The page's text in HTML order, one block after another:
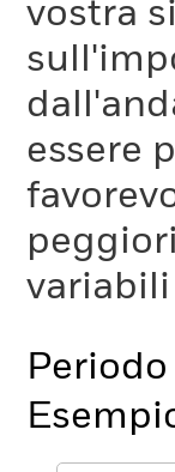
vostra
essere